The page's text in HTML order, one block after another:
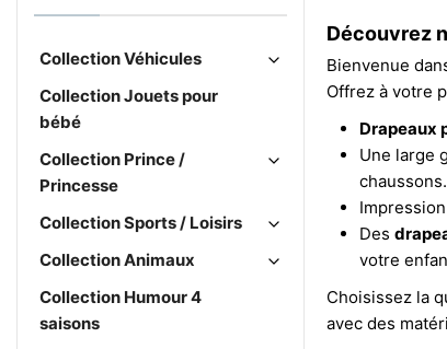
Collection Véhicules
Collection Jouets pour
bébé
Collection Prince /
Princesse
Collection Sports / Loisirs
Collection Animaux
Collection Humour 4
saisons
Découvrez
Bienvenue
Offrez à votre
Drapeaux
Une large
chaussons.
Des
votre
Choisissez la
avec des